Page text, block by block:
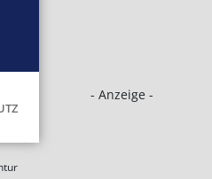
- Anzeige -